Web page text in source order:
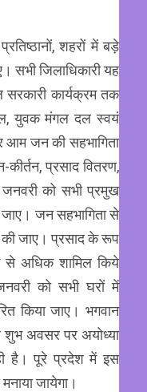
शहरों में बड़े
सभी जिलाधिकारी यह
कार्यक्रम तक
युवक मंगल दल स्वयं
आम जन की सहभागिता
कीर्तन, प्रसाद वितरण,
को सभी प्रमुख
जाए। जन सहभागिता से
की जाए। प्रसाद के रूप
अधिक शामिल किये
को सभी घरों में
किया जाए। भगवान
शुभ अवसर पर अयोध्या
है। पूरे प्रदेश में इस
जायेगा।